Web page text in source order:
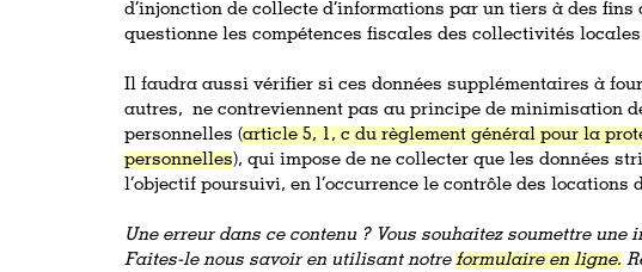
d’injonction de collecte d’informations par un tiers à des
questionne les compétences fiscales des collectivités
Il faudra aussi vérifier si ces données supplémentaires à
autres, ne contreviennent pas au principe de minimisation
personnelles (article 5, 1, c du règlement général pour la
personnelles), qui impose de ne collecter que les données
l’objectif poursuivi, en l’occurrence le contrôle des locations
Une erreur dans ce contenu ? Vous souhaitez soumettre une
Faites-le nous savoir en utilisant notreformulaire en ligne.